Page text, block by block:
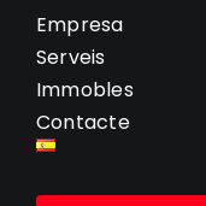
Empresa
Serveis
Immobles
Contacte